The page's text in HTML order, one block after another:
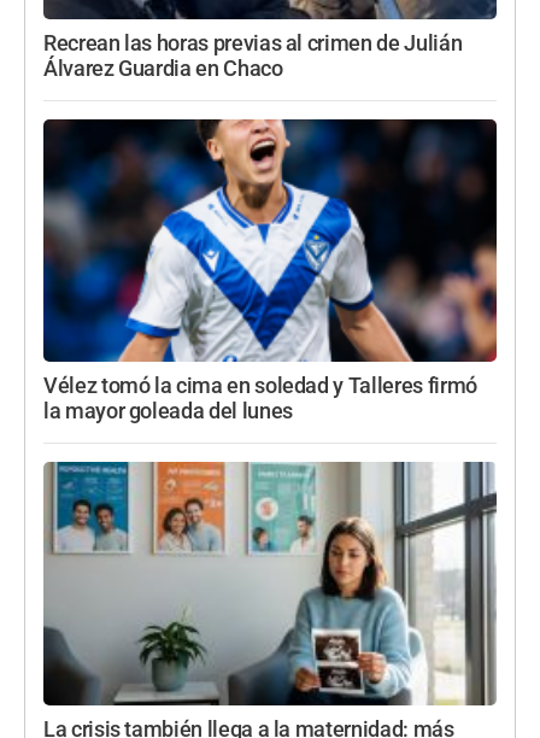
Recrean las horas previas al crimen de Julián
Álvarez Guardia en Chaco
Vélez tomó la cima en soledad y Talleres firmó
la mayor goleada del lunes
La crisis también llega a la maternidad: más